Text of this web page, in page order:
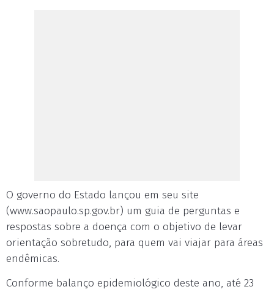
O governo do Estado lançou em seu site
(www.saopaulo.sp.gov.br) um guia de perguntas e
respostas sobre a doença com o objetivo de levar
orientação sobretudo, para quem vai viajar para áreas
endêmicas.
Conforme balanço epidemiológico deste ano, até 23